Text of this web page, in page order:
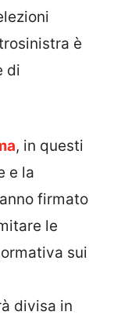
è
di
, in questi
e la
firmato
le
sui
divisa in